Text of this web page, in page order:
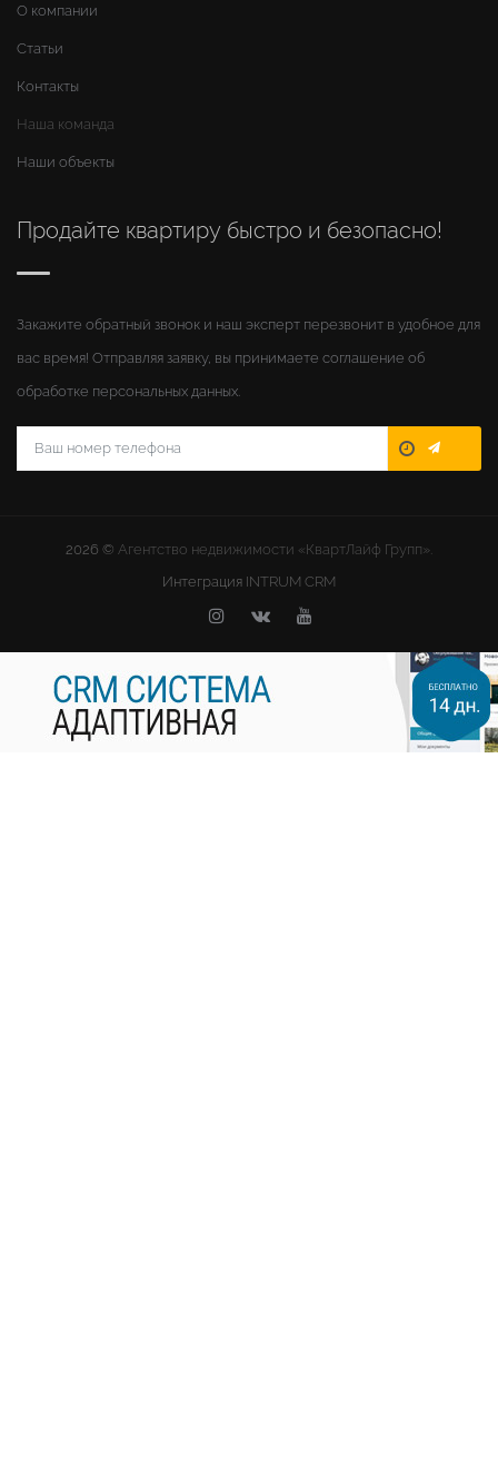
О компании
Статьи
Контакты
Наша команда
Наши объекты
Продайте квартиру быстро и безопасно!
Закажите обратный звонок и наш эксперт перезвонит в удобное для
вас время! Отправляя заявку, вы принимаете соглашение об
обработке персональных данных.
2026 © Агентство недвижимости «КвартЛайф Групп».
Интеграция INTRUM CRM